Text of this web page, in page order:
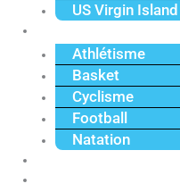
US Virgin Island
Athlétisme
Basket
Cyclisme
Football
Natation